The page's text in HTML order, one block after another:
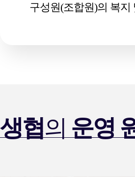
구성원(조합원)의 복
생협의 운영